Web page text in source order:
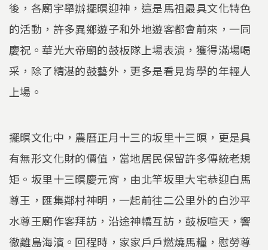
後，各廟宇舉辦擺暝迎神，這是馬祖最具文化特色
的活動，許多異鄉遊子和外地遊客都會前來，一同
慶祝。華光大帝廟的鼓板隊上場表演，獲得滿場喝
采，除了精湛的鼓藝外，更多是看見肯學的年輕人
上場。
擺暝文化中，農曆正月十三的坂里十三暝，更是具
有無形文化財的價值，當地居民保留許多傳統老規
矩。坂里十三暝慶元宵，由北竿坂里大宅恭迎白馬
尊王，匯集鄰村神明，一起前往二公里外的白沙平
水尊王廟作客拜訪，沿途神轎互訪，鼓板喧天，響
徹離島海濱。回程時，家家戶戶燃燒馬糧，慰勞尊